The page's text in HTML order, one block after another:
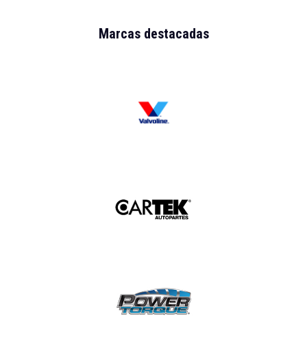
Marcas destacadas